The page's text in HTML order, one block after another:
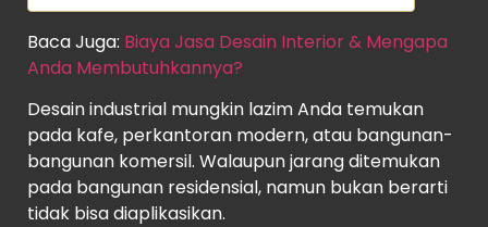
Baca Juga: Biaya Jasa Desain Interior & Mengapa
Anda Membutuhkannya?
Desain industrial mungkin lazim Anda temukan
pada kafe, perkantoran modern, atau bangunan-
bangunan komersil. Walaupun jarang ditemukan
pada bangunan residensial, namun bukan berarti
tidak bisa diaplikasikan.